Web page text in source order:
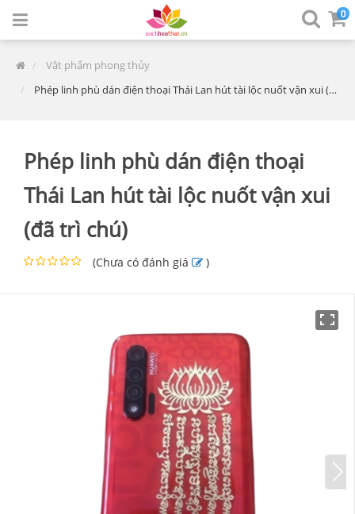
0
Vật phẩm phong thủy
Phép linh phù dán điện thoại Thái Lan hút tài lộc nuốt vận xui (đã trì chú)
Phép linh phù dán điện thoại
Thái Lan hút tài lộc nuốt vận xui
(đã trì chú)
(Chưa có đánh giá )